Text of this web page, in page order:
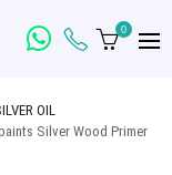
0
OIL
Silver Wood Primer